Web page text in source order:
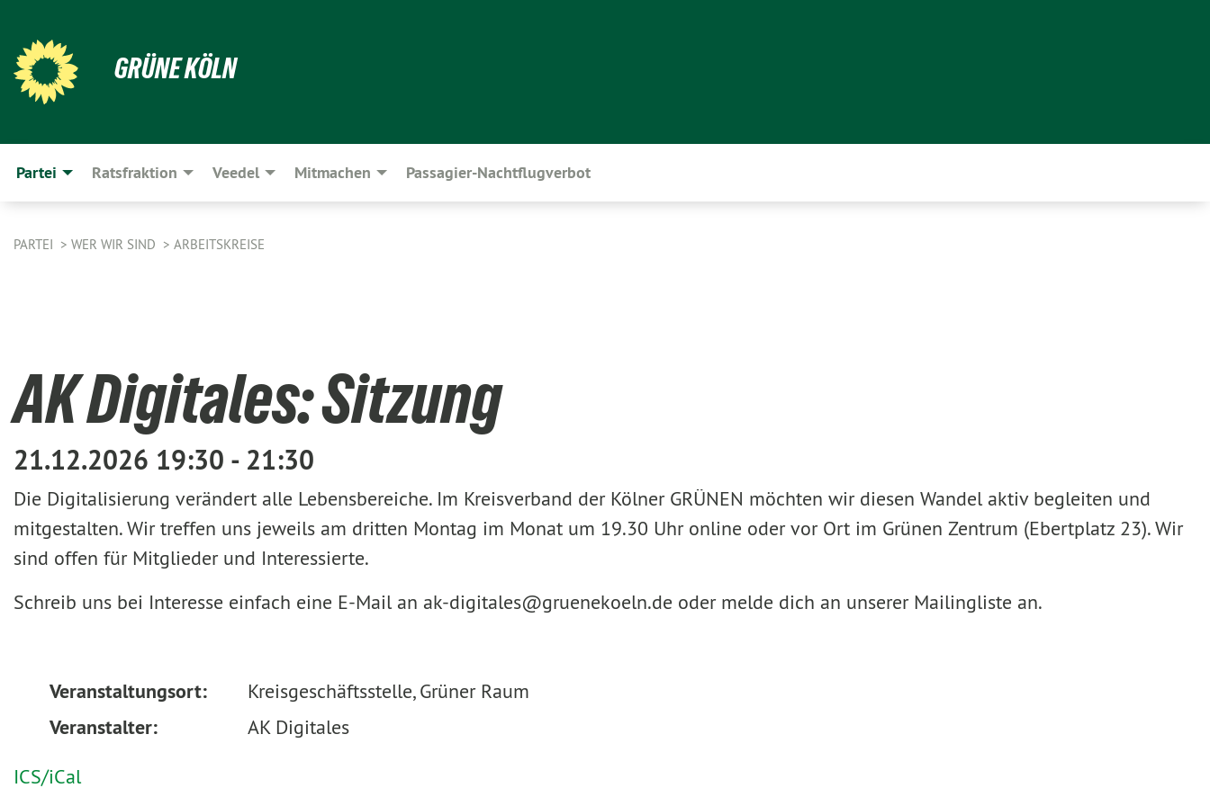
GRÜNE KÖLN
Partei Ratsfraktion Veedel Mitmachen Passagier-Nachtflugverbot
PARTEI WER WIR SIND ARBEITSKREISE
AK Digitales: Sitzung
21.12.2026 19:30 - 21:30
Die Digitalisierung verändert alle Lebensbereiche. Im Kreisverband der Kölner GRÜNEN möchten wir diesen Wandel aktiv begleiten und
mitgestalten. Wir treffen uns jeweils am dritten Montag im Monat um 19.30 Uhr online oder vor Ort im Grünen Zentrum (Ebertplatz 23). Wir
sind offen für Mitglieder und Interessierte.
Schreib uns bei Interesse einfach eine E-Mail an ak-digitales@gruenekoeln.de oder melde dich an unserer Mailingliste an.
Veranstaltungsort:
Kreisgeschäftsstelle, Grüner Raum
Veranstalter:
AK Digitales
ICS/iCal